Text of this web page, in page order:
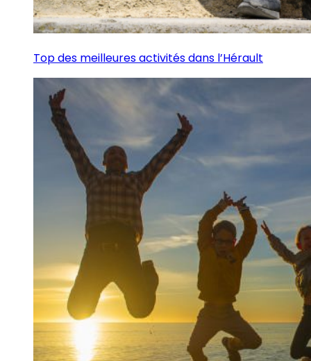
Top des meilleures activités dans l’Hérault